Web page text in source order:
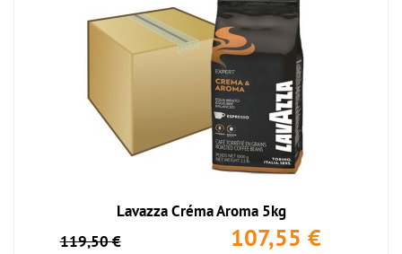
Lavazza Créma Aroma 5kg
119,50 €
107,55 €